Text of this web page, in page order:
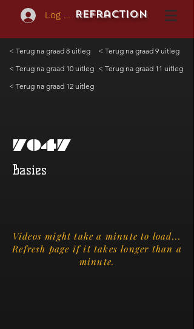
Log In REFraction
< Terug na graad 8 uitleg
< Terug na graad 9 uitleg
< Terug na graad 11 uitleg
< Terug na graad 10 uitleg
< Terug na graad 12 uitleg
7047
Basies
Videos might take a minute to load...
Refresh page if it takes longer than a
minute.